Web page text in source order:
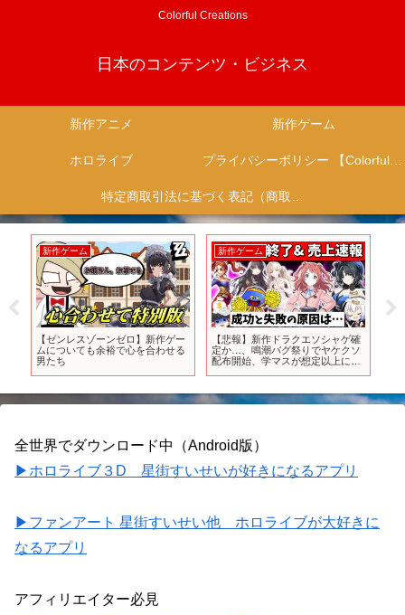
Colorful Creations
日本のコンテンツ・ビジネス
新作アニメ 新作ゲーム
ホロライブ プライバシーポリシー 【Colorful Creation】
特定商取引法に基づく表記（商取引に関する開示）
新作ゲーム
【ゼンレスゾーンゼロ】新作ゲー
ムについても余裕で心を合わせる
男たち
新作ゲーム
【悲報】新作ドラクエソシャゲ確
定か…、鳴潮バグ祭りでヤケクソ
配布開始、学マスが想定以上にや
イマス】【鳴潮】【サービス終
了】
全世界でダウンロード中（Android版）
▶ホロライブ３D 星街すいせいが好きになるアプリ
▶ファンアート 星街すいせい他 ホロライブが大好きに
なるアプリ
アフィリエイター必見